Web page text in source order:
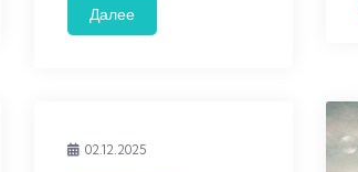
Далее
02.12.2025